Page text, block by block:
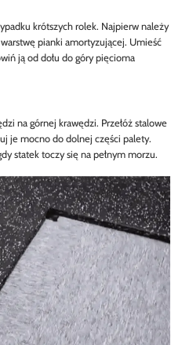
krótszych rolek. Najpierw należy
pianki amortyzującej. Umieść
ją od dołu do góry pięcioma
na górnej krawędzi. Przełóż stalowe
je mocno do dolnej części palety.
statek toczy się na pełnym morzu.